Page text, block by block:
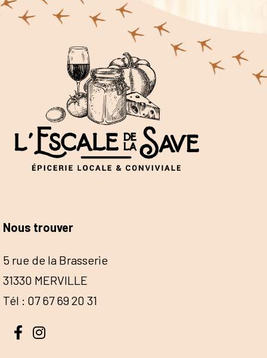
Nous trouver
5 rue de la Brasserie
31330 MERVILLE
Tél : 07 67 69 20 31